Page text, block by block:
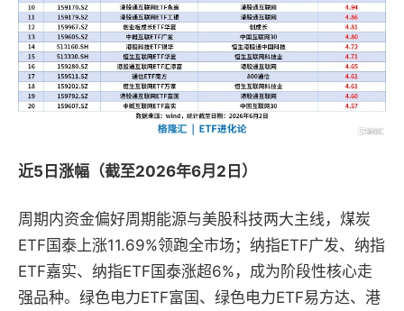
近5日涨幅（截至2026年6月2日）
周期内资金偏好周期能源与美股科技两大主线，煤炭
ETF国泰上涨11.69%领跑全市场；纳指ETF广发、纳指
ETF嘉实、纳指ETF国泰涨超6%，成为阶段性核心走
强品种。绿色电力ETF富国、绿色电力ETF易方达、港